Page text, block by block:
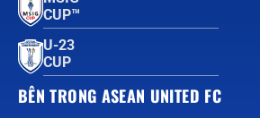
CUP™
U-23
CUP
BÊN TRONG ASEAN UNITED FC